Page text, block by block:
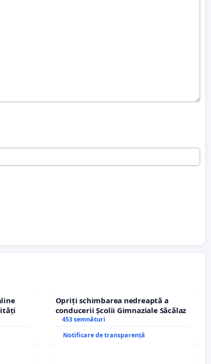
Opriți schimbarea nedreaptă a
conducerii Școlii Gimnaziale Săcălaz
453 semnături
Notificare de transparență